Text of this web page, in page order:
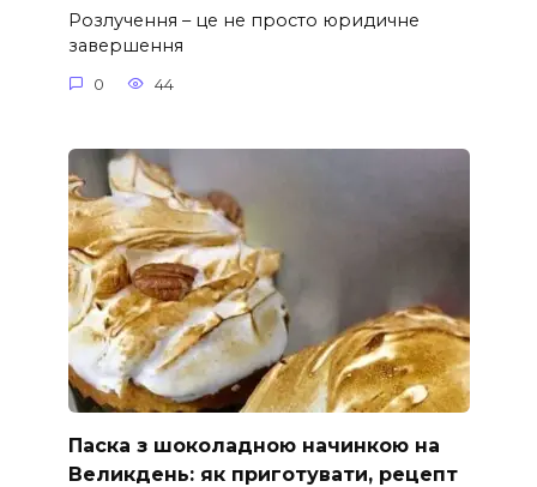
Розлучення – це не просто юридичне
завершення
0 44
Паска з шоколадною начинкою на
Великдень: як приготувати, рецепт